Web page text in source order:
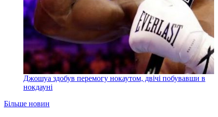
Джошуа здобув перемогу нокаутом, двічі побувавши в
нокдауні
Більше новин